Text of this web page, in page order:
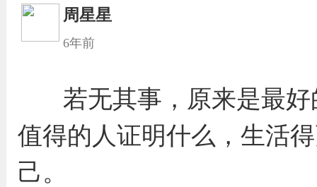
周星星
6年前
若无其事，原来是最
值得的人证明什么，生活
己。